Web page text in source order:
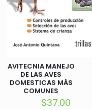
AVITECNIA MANEJO
DE LAS AVES
DOMESTICAS MÁS
COMUNES
$37.00